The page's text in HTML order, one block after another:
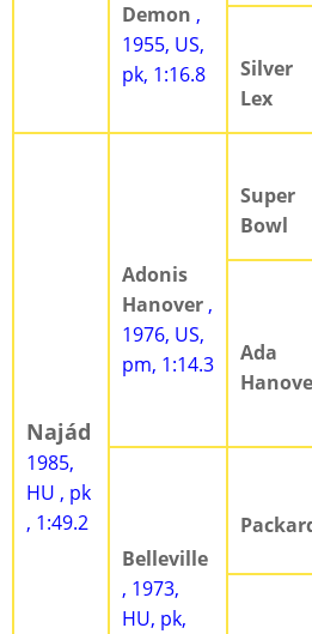
Demon ,
1955, US,
pk, 1:16.8
Silver
Lex
Najád
1985,
HU , pk
, 1:49.2
Adonis
Hanover ,
1976, US,
pm, 1:14.3
Super
Bowl
Ada
Belleville
, 1973,
HU, pk,